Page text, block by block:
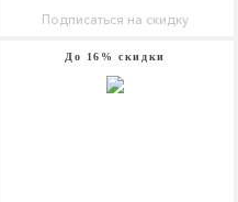
Подписаться на скидку
До 16% скидки